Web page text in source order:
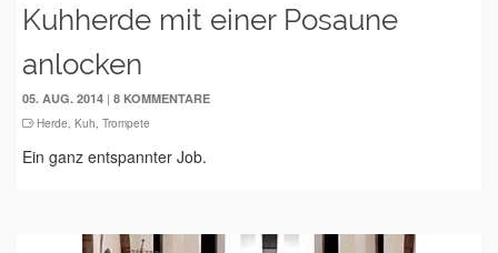
Kuhherde mit einer Posaune
anlocken
05. AUG. 2014 | 8 KOMMENTARE
Herde, Kuh, Trompete
Ein ganz entspannter Job.